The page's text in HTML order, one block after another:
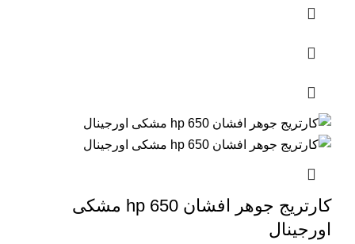
کارتریج جوهر افشان hp 650 مشکی
اورجینال